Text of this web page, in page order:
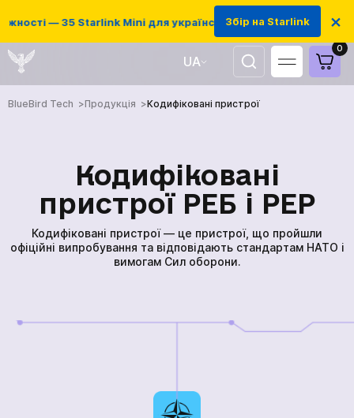
— 35 Starlink Mini для українських захисників
Збір на Starlink ×
UA
EN
0
BlueBird Tech Продукція Кодифіковані пристрої
Кодифіковані
пристрої РЕБ і РЕР
Кодифіковані пристрої — це пристрої, що пройшли
офіційні випробування та відповідають стандартам НАТО і
вимогам Сил оборони.